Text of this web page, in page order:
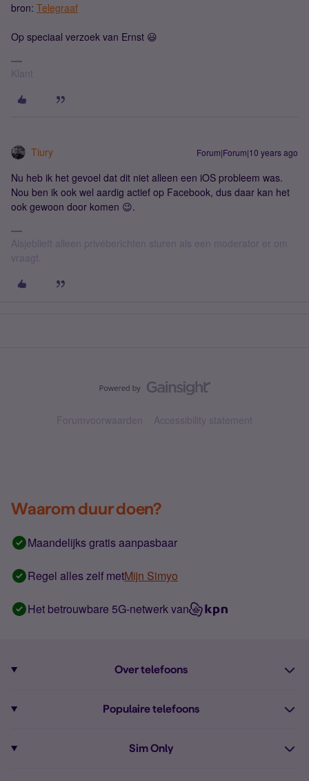
bron: Telegraaf
Op speciaal verzoek van Ernst 😃
Klant
Tiury Forum|Forum|10 years ago
Nu heb ik het gevoel dat dit niet alleen een iOS probleem was.
Nou ben ik ook wel aardig actief op Facebook, dus daar kan het
ook gewoon door komen 😉.
Alsjeblieft alleen privéberichten sturen als een moderator er om
vraagt.
Forumvoorwaarden Accessibility statement
Waarom duur doen?
Maandelijks gratis aanpasbaar
Regel alles zelf metMijn Simyo
Het betrouwbare 5G-netwerk van
Over telefoons
Alle telefoons
Populaire telefoons
Sim Only